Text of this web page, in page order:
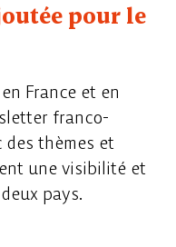
pour le
France et en
franco-
thèmes et
une visibilité et
pays.